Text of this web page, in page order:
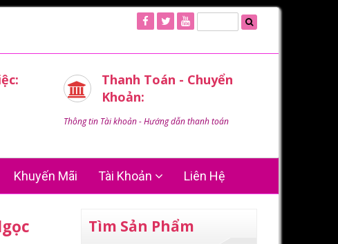
Thanh Toán - Chuyển
Khoản:
Thông tin Tài khoản - Hướng dẫn thanh toán
Khuyến Mãi Tài Khoản Liên Hệ
Tìm Sản Phẩm